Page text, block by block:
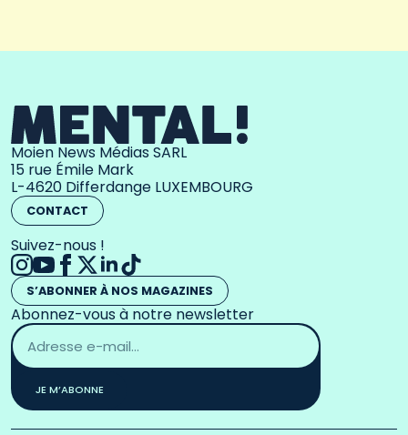
Moien News Médias SARL
15 rue Émile Mark
L-4620 Differdange LUXEMBOURG
CONTACT
Suivez-nous !
S’ABONNER À NOS MAGAZINES
Abonnez-vous à notre newsletter
Adresse
email
*
JE M’ABONNE